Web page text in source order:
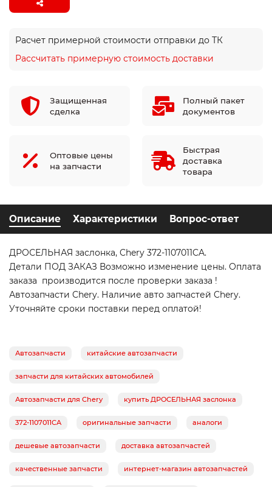
Расчет примерной стоимости отправки до ТК
Рассчитать примерную стоимость доставки
Защищенная
сделка
Полный пакет
документов
Оптовые цены
на запчасти
Быстрая
доставка
товара
Описание Характеристики Вопрос-ответ
ДРОСЕЛЬНАЯ заслонка, Chery 372-1107011CA.
Детали ПОД ЗАКАЗ Возможно изменение цены. Оплата
заказа производится после проверки заказа !
Автозапчасти Chery. Наличие авто запчастей Chery.
Уточняйте сроки поставки перед оплатой!
Автозапчасти китайские автозапчасти
запчасти для китайских автомобилей
Автозапчасти для Chery купить ДРОСЕЛЬНАЯ заслонка
372-1107011CA оригинальные запчасти аналоги
дешевые автозапчасти доставка автозапчастей
качественные запчасти интернет-магазин автозапчастей